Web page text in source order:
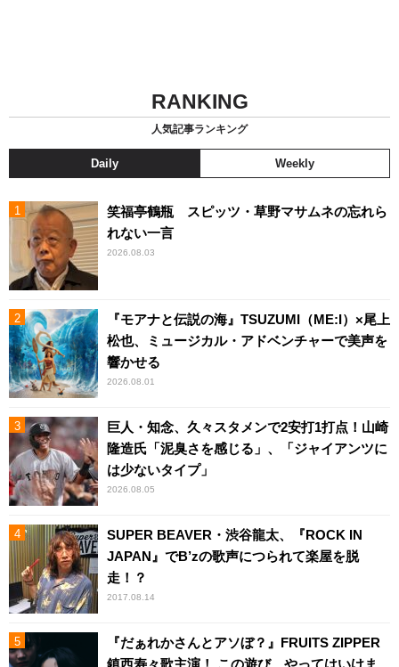
RANKING
人気記事ランキング
Daily Weekly
笑福亭鶴瓶 スピッツ・草野マサムネの忘れら
れない一言
2026.08.03
『モアナと伝説の海』TSUZUMI（ME:I）×尾上
松也、ミュージカル・アドベンチャーで美声を
響かせる
2026.08.01
巨人・知念、久々スタメンで2安打1打点！山崎
隆造氏「泥臭さを感じる」、「ジャイアンツに
は少ないタイプ」
2026.08.05
SUPER BEAVER・渋谷龍太、『ROCK IN
JAPAN』でB’zの歌声につられて楽屋を脱
走！？
2017.08.14
『だぁれかさんとアソぼ？』FRUITS ZIPPER
鎮西寿々歌主演！ この遊び、やってはいけま